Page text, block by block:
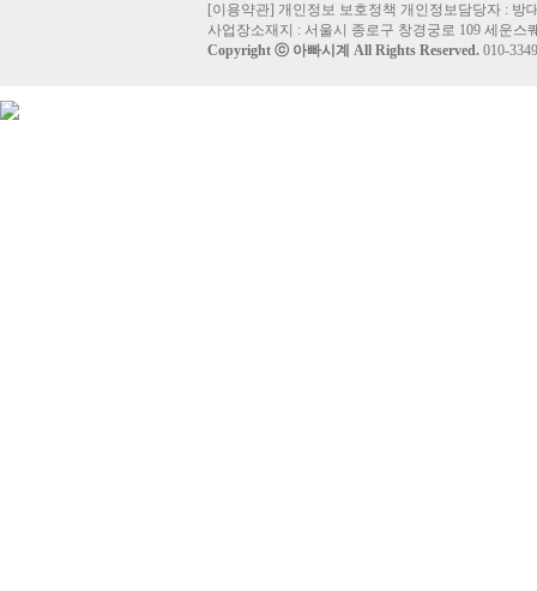
[이용약관] 개인정보 보호정책 개인정보담당자 : 방
사업장소재지 : 서울시 종로구 창경궁로 109 세운스
Copyright ⓒ 아빠시계 All Rights Reserved. 010-